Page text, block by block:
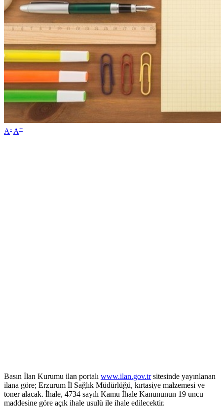
A- A+
Basın İlan Kurumu ilan portalı www.ilan.gov.trsitesinde yayınlanan
ilana göre; Erzurum İl Sağlık Müdürlüğü, kırtasiye malzemesi ve
toner alacak. İhale, 4734 sayılı Kamu İhale Kanununun 19 uncu
maddesine göre açık ihale usulü ile ihale edilecektir.